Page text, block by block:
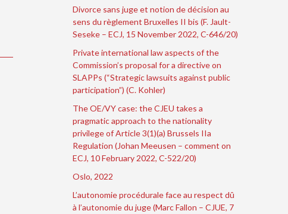
Divorce sans juge et notion de décision au
sens du règlement Bruxelles II bis (F. Jault-
Seseke – ECJ, 15 November 2022, C-646/20)
Private international law aspects of the
Commission’s proposal for a directive on
SLAPPs (“Strategic lawsuits against public
participation”) (C. Kohler)
The OE/VY case: the CJEU takes a
pragmatic approach to the nationality
privilege of Article 3(1)(a) Brussels IIa
Regulation (Johan Meeusen – comment on
ECJ, 10 February 2022, C-522/20)
Oslo, 2022
L’autonomie procédurale face au respect dû
à l’autonomie du juge (Marc Fallon – CJUE, 7